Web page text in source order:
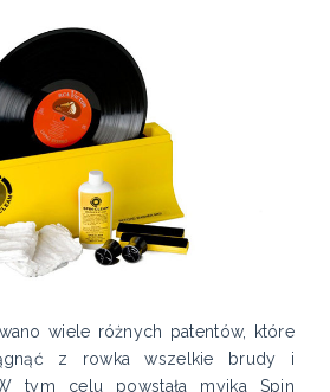
wiele różnych patentów, które
z rowka wszelkie brudy i
tym celu powstała myjka Spin